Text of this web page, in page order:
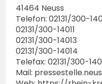
41464 Neuss
Telefon: 02131/300-
02131/300-14011
02131/300-14013
02131/300-14014
Telefax: 02131/300-
Mail: